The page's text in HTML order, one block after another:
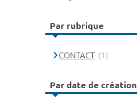
Par rubrique
CONTACT (1)
Par date de création